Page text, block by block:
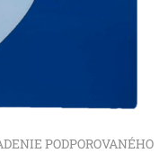
PODPOROVANÉHO